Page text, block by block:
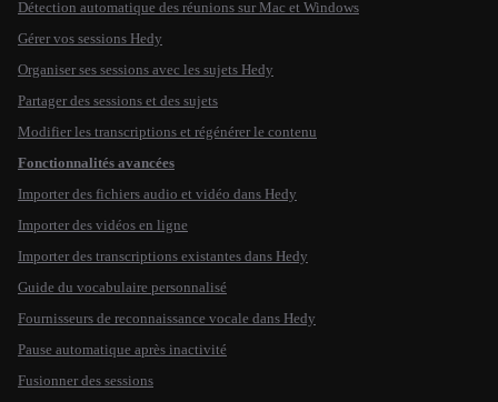
Détection automatique des réunions sur Mac et Windows
Gérer vos sessions Hedy
Organiser ses sessions avec les sujets Hedy
Partager des sessions et des sujets
Modifier les transcriptions et régénérer le contenu
Fonctionnalités avancées
Importer des fichiers audio et vidéo dans Hedy
Importer des vidéos en ligne
Importer des transcriptions existantes dans Hedy
Guide du vocabulaire personnalisé
Fournisseurs de reconnaissance vocale dans Hedy
Pause automatique après inactivité
Fusionner des sessions